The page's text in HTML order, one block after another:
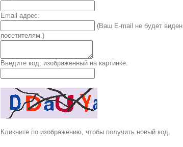
Email адрес:
(Ваш E-mail не будет виден
посетителям.)
Введите код, изображенный на картинке.
Кликните по изображению, чтобы получить новый код.